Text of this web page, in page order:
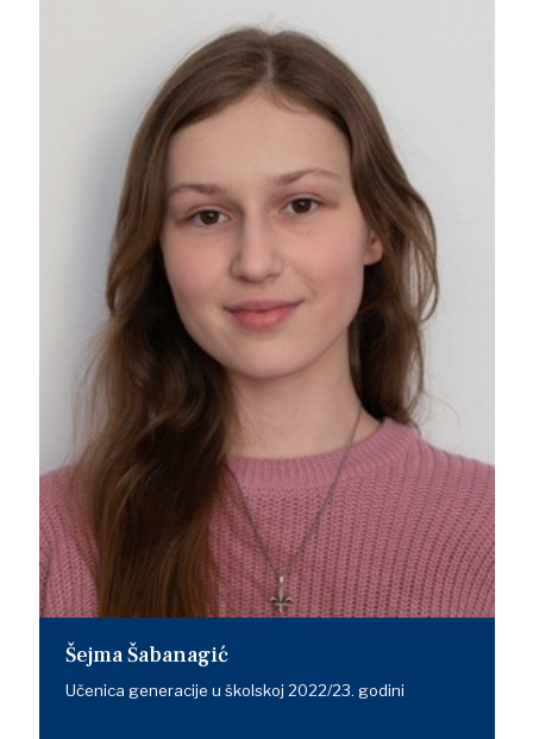
Šejma Šabanagić
Učenica generacije u školskoj 2022/23. godini